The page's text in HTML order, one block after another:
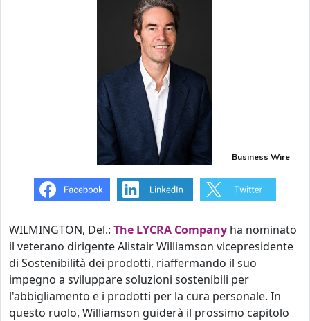
Business Wire
WILMINGTON, Del.: The LYCRA Company ha nominato
il veterano dirigente Alistair Williamson vicepresidente
di Sostenibilità dei prodotti, riaffermando il suo
impegno a sviluppare soluzioni sostenibili per
l'abbigliamento e i prodotti per la cura personale. In
questo ruolo, Williamson guiderà il prossimo capitolo